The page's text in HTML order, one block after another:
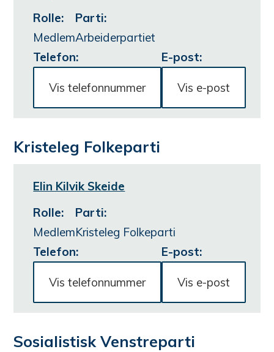
Rolle:
Medlem
Parti:
Arbeiderpartiet
Telefon:
Vis telefonnummer
E-post:
Vis e-post
Kristeleg Folkeparti
Elin Kilvik Skeide
Rolle:
Medlem
Parti:
Kristeleg Folkeparti
Telefon:
Vis telefonnummer
E-post:
Vis e-post
Sosialistisk Venstreparti